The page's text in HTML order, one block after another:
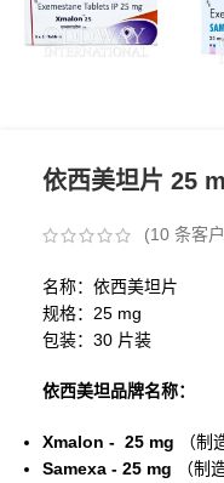
依西美坦片 25
(10 条客
名称：依西美坦片
规格：25 mg
包装：30 片装
依西美坦品牌名称：
Xmalon - 25 mg
（
Samexa - 25 mg
（制